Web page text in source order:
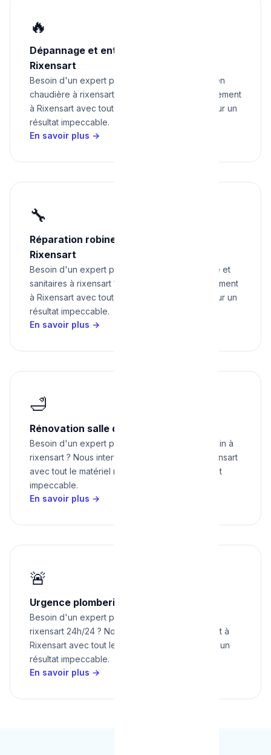
🔥
Dépannage et entretien chaudière à
Rixensart
Besoin d'un expert pour dépannage et entretien
chaudière à rixensart ? Nous intervenons rapidement
à Rixensart avec tout le matériel nécessaire pour un
résultat impeccable.
En savoir plus →
🔧
Réparation robinetterie et sanitaires à
Rixensart
Besoin d'un expert pour réparation robinetterie et
sanitaires à rixensart ? Nous intervenons rapidement
à Rixensart avec tout le matériel nécessaire pour un
résultat impeccable.
En savoir plus →
🛁
Rénovation salle de bain à Rixensart
Besoin d'un expert pour rénovation salle de bain à
rixensart ? Nous intervenons rapidement à Rixensart
avec tout le matériel nécessaire pour un résultat
impeccable.
En savoir plus →
🚨
Urgence plomberie à Rixensart 24h/24
Besoin d'un expert pour urgence plomberie à
rixensart 24h/24 ? Nous intervenons rapidement à
Rixensart avec tout le matériel nécessaire pour un
résultat impeccable.
En savoir plus →